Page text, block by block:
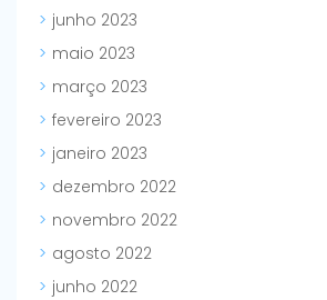
junho 2023
maio 2023
março 2023
fevereiro 2023
janeiro 2023
dezembro 2022
novembro 2022
agosto 2022
junho 2022